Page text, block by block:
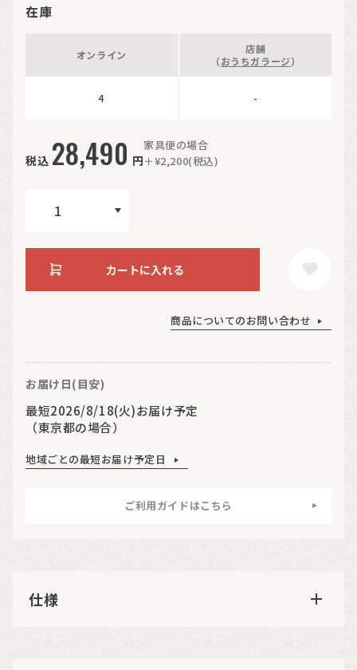
在庫
オンライン
4
店舗
（おうちガラージ）
-
税込 28,490 円
家具便の場合
＋¥2,200(税込)
カートに入れる
商品についてのお問い合わせ
お届け日(目安)
最短2026/8/18(火)お届け予定
（東京都の場合）
地域ごとの最短お届け予定日
ご利用ガイドはこちら
仕様